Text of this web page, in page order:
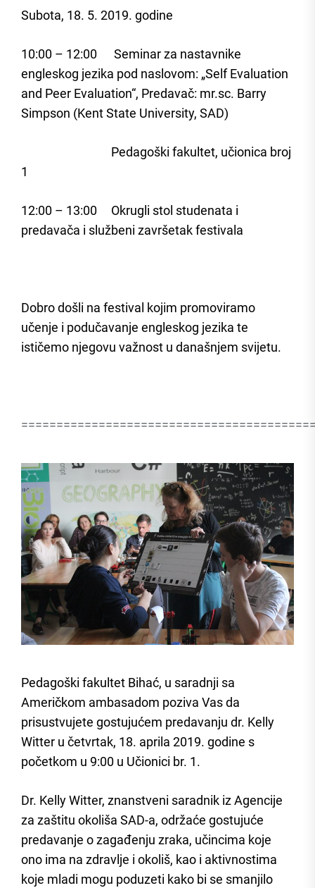
Subota, 18. 5. 2019. godine
10:00 – 12:00 Seminar za nastavnike
engleskog jezika pod naslovom: „Self Evaluation
and Peer Evaluation“, Predavač: mr.sc. Barry
Simpson (Kent State University, SAD)
Pedagoški fakultet, učionica broj
1
12:00 – 13:00 Okrugli stol studenata i
predavača i službeni završetak festivala
Dobro došli na festival kojim promoviramo
učenje i podučavanje engleskog jezika te
ističemo njegovu važnost u današnjem svijetu.
Pedagoški fakultet Bihać, u saradnji sa
Američkom ambasadom poziva Vas da
prisustvujete gostujućem predavanju dr. Kelly
Witter u četvrtak, 18. aprila 2019. godine s
početkom u 9:00 u Učionici br. 1.
Dr. Kelly Witter, znanstveni saradnik iz Agencije
za zaštitu okoliša SAD-a, održaće gostujuće
predavanje o zagađenju zraka, učincima koje
ono ima na zdravlje i okoliš, kao i aktivnostima
koje mladi mogu poduzeti kako bi se smanjilo